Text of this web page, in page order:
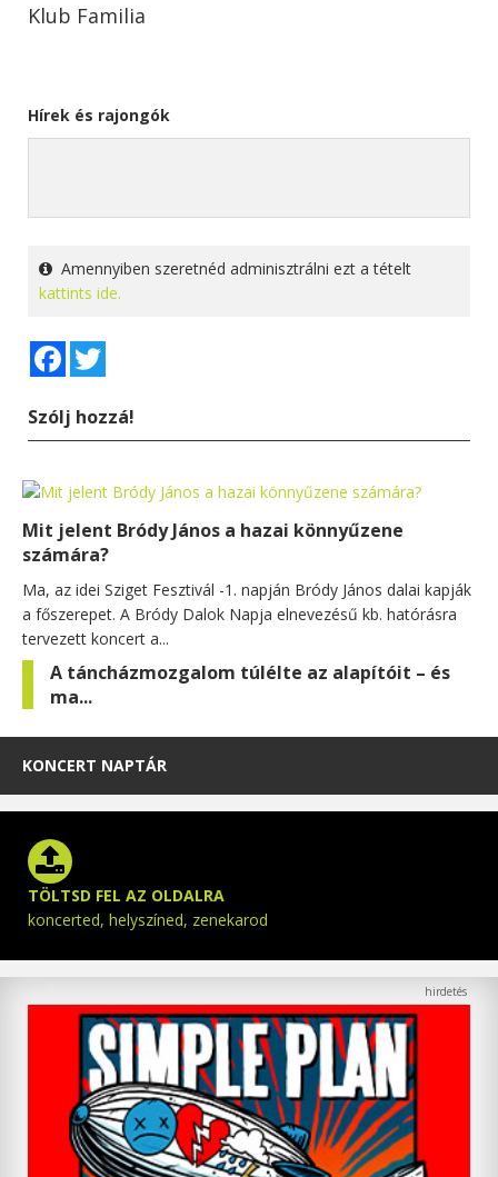
Klub Familia
Hírek és rajongók
Amennyiben szeretnéd adminisztrálni ezt a tételt
kattints ide.
Facebook
Szólj hozzá!
Mit jelent Bródy János a hazai könnyűzene
számára?
Ma, az idei Sziget Fesztivál -1. napján Bródy János dalai kapják
a főszerepet. A Bródy Dalok Napja elnevezésű kb. hatórásra
tervezett koncert a...
A táncházmozgalom túlélte az alapítóit – és
ma...
KONCERT NAPTÁR
TÖLTSD FEL AZ OLDALRA
koncerted, helyszíned, zenekarod